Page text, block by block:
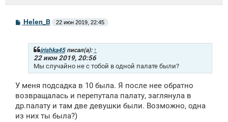
СHelen_B 22 июн 2019, 22:45
irishka45писал(а): ↑
22 июн 2019, 20:56
Мы случайно не с тобой в одной палате были?
У меня подсадка в 10 была. Я после нее обратно
возвращалась и перепутала палату, заглянула в
др.палату и там две девушки были. Возможно, одна
из них ты была?)